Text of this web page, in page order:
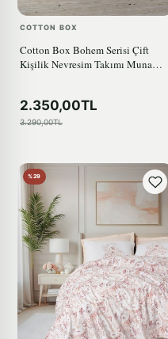
COTTON BOX
Cotton Box Bohem Serisi Çift
Kişilik Nevresim Takımı Muna
2.350,00TL
3.290,00TL
%29